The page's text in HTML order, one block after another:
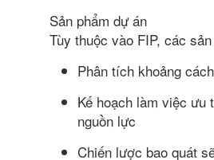
Sản phẩm dự án
Tùy thuộc vào FIP, các
Phân tích khoảng
Kế hoạch làm việc ưu
nguồn lực
Chiến lược bao quát